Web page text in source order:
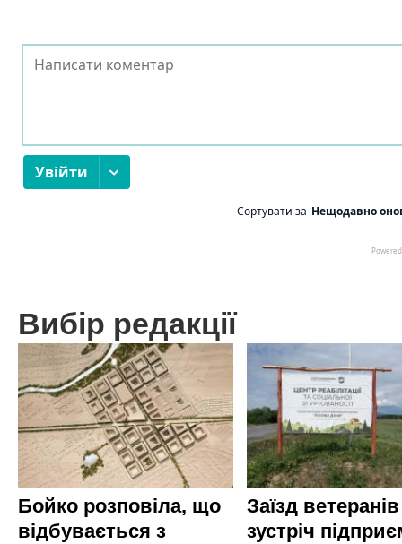
Вибір редакції
Бойко розповіла, що
відбувається з
Заїзд
зустріч